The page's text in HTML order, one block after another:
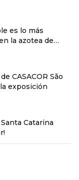
es lo más
la azotea de
CASACOR São
exposición
Catarina